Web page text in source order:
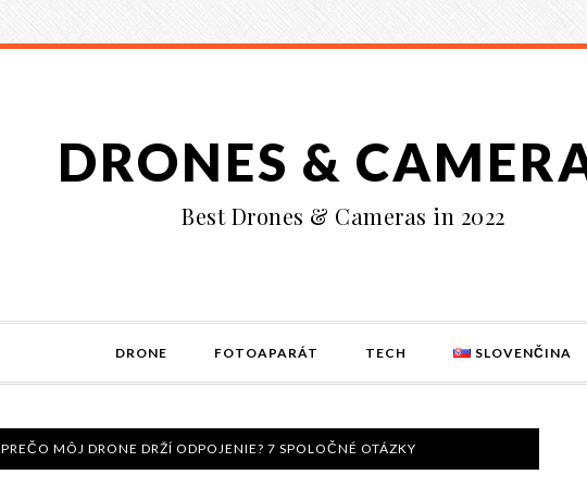
DRONES &
Best Drones & Cameras in 2022
DRONE FOTOAPARÁT TECH SLOVENČINA
PREČO MÔJ DRONE DRŽÍ ODPOJENIE? 7 SPOLOČNÉ OTÁZKY